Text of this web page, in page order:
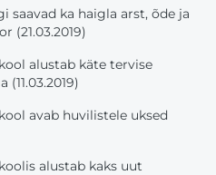
saavad ka haigla arst, õde ja
(21.03.2019)
alustab käte tervise
avab huvilistele uksed
alustab kaks uut